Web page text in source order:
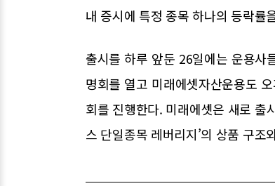
내 증시에 특정 종목 하나의 등락률
출시를 하루 앞둔 26일에는 운용사
명회를 열고 미래에셋자산운용도
회를 진행한다. 미래에셋은 새로 출
스 단일종목 레버리지’의 상품 구